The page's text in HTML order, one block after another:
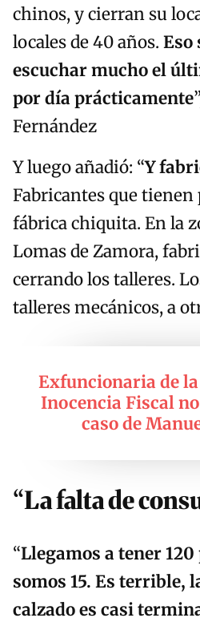
chinos, y cierran su
locales de 40 años. Eso
escuchar mucho el
por día prácticamente
Fernández
Y luego añadió: “Y
Fabricantes que
fábrica chiquita. En la
Lomas de Zamora,
cerrando los talleres.
talleres mecánicos, a
Exfuncionaria de
Inocencia Fiscal
caso de
“La falta de
“Llegamos a tener
somos 15. Es terrible,
calzado es casi